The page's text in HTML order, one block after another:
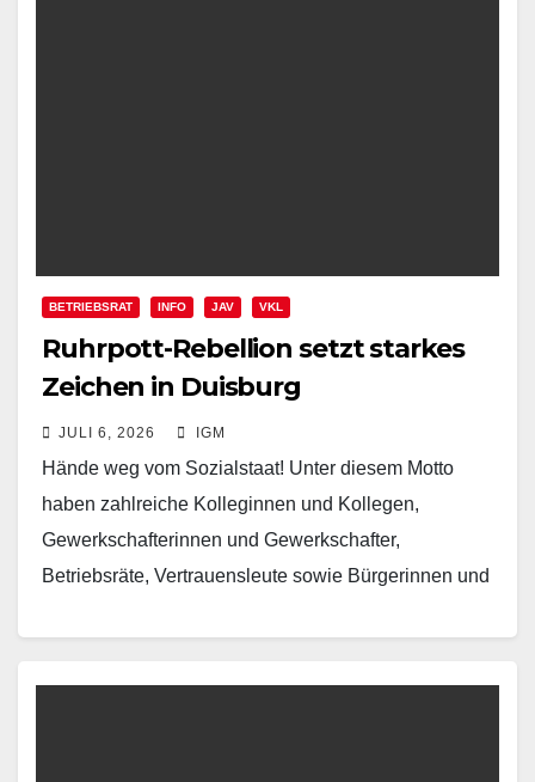
BETRIEBSRAT INFO JAV VKL
Ruhrpott-Rebellion setzt starkes
Zeichen in Duisburg
JULI 6, 2026 IGM
Hände weg vom Sozialstaat! Unter diesem Motto
haben zahlreiche Kolleginnen und Kollegen,
Gewerkschafterinnen und Gewerkschafter,
Betriebsräte, Vertrauensleute sowie Bürgerinnen und